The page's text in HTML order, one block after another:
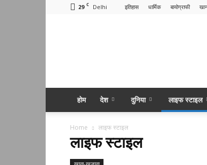
29 C Delhi इतिहास धार्मिक बायोग्राफी
होम देश दुनिया लाइफ स्टाइल
Home लाइफ स्टाइल
लाइफ स्टाइल